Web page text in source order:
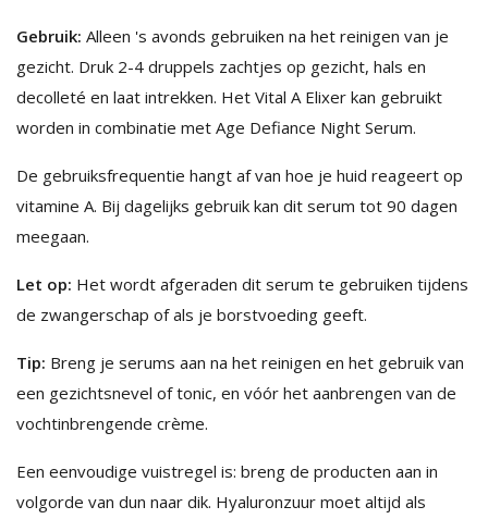
Gebruik: Alleen 's avonds gebruiken na het reinigen van je
gezicht. Druk 2-4 druppels zachtjes op gezicht, hals en
decolleté en laat intrekken. Het Vital A Elixer kan gebruikt
worden in combinatie met Age Defiance Night Serum.
De gebruiksfrequentie hangt af van hoe je huid reageert op
vitamine A. Bij dagelijks gebruik kan dit serum tot 90 dagen
meegaan.
Let op: Het wordt afgeraden dit serum te gebruiken tijdens
de zwangerschap of als je borstvoeding geeft.
Tip: Breng je serums aan na het reinigen en het gebruik van
een gezichtsnevel of tonic, en vóór het aanbrengen van de
vochtinbrengende crème.
Een eenvoudige vuistregel is: breng de producten aan in
volgorde van dun naar dik. Hyaluronzuur moet altijd als